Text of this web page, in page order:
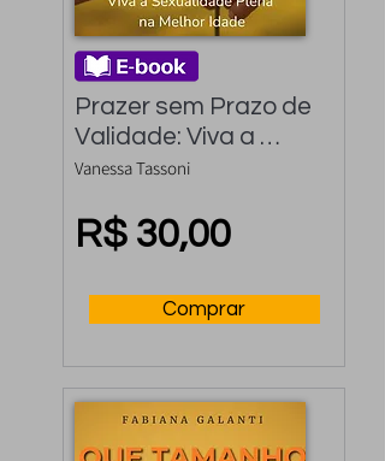
Prazer sem Prazo de
Validade: Viva a
Sexualidade Plena na
Vanessa Tassoni
R$ 30,00
Comprar